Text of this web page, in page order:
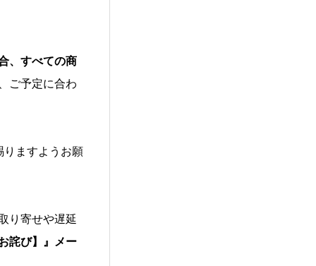
、すべての商
ご予定に合わ
りますようお願
り寄せや遅延
詫び】』メー